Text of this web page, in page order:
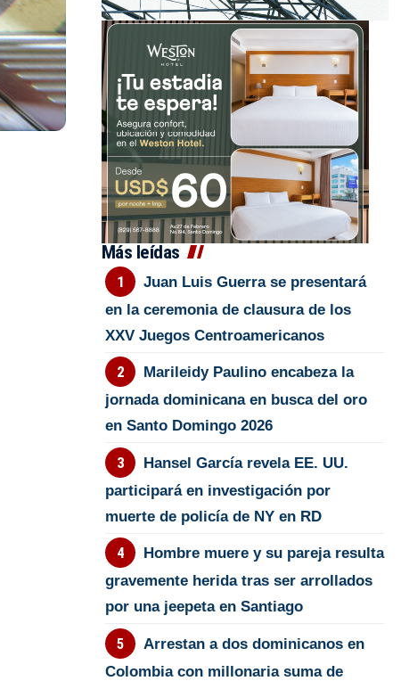
Más leídas
Juan Luis Guerra se presentará
en la ceremonia de clausura de los
XXV Juegos Centroamericanos
Marileidy Paulino encabeza la
jornada dominicana en busca del oro
en Santo Domingo 2026
Hansel García revela EE. UU.
participará en investigación por
muerte de policía de NY en RD
Hombre muere y su pareja resulta
gravemente herida tras ser arrollados
por una jeepeta en Santiago
Arrestan a dos dominicanos en
Colombia con millonaria suma de